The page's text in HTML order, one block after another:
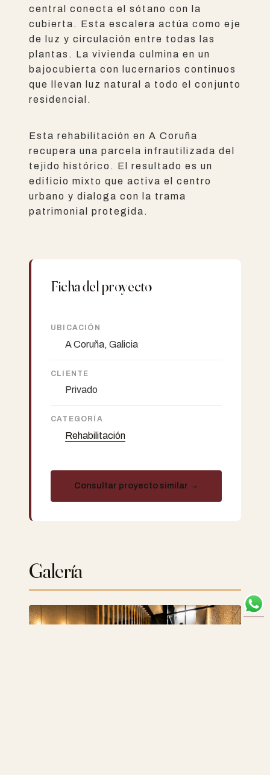
central conecta el sótano con la
cubierta. Esta escalera actúa como eje
de luz y circulación entre todas las
plantas. La vivienda culmina en un
bajocubierta con lucernarios continuos
que llevan luz natural a todo el conjunto
residencial.
Esta rehabilitación en A Coruña
recupera una parcela infrautilizada del
tejido histórico. El resultado es un
edificio mixto que activa el centro
urbano y dialoga con la trama
patrimonial protegida.
Ficha del proyecto
UBICACIÓN
A Coruña, Galicia
CLIENTE
Privado
CATEGORÍA
Rehabilitación
Consultar proyecto similar →
Galería